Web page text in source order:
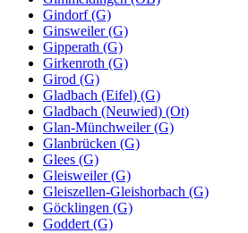
Gindorf (G)
Ginsweiler (G)
Gipperath (G)
Girkenroth (G)
Girod (G)
Gladbach (Eifel) (G)
Gladbach (Neuwied) (Ot)
Glan-Münchweiler (G)
Glanbrücken (G)
Glees (G)
Gleisweiler (G)
Gleiszellen-Gleishorbach (G)
Göcklingen (G)
Goddert (G)